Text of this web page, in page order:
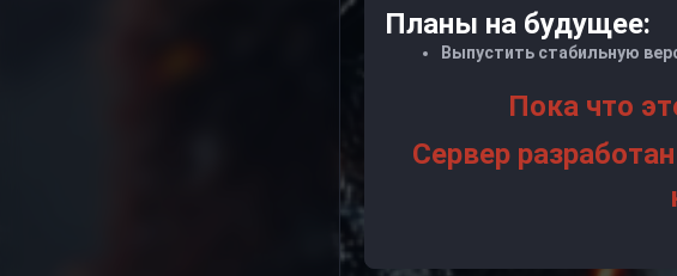
Планы на будущее:
Выпустить стабильную
Пока что
Сервер